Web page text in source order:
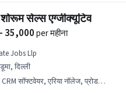
शोरूम सेल्स एग्जीक्यूटिव
35,000per महीना
Jobs Llp
दिल्ली
CRM सॉफ्टवेयर, एरिया नॉलेज, प्रोडक्ट डेमो, लीड जनरेशन, वायरिंग